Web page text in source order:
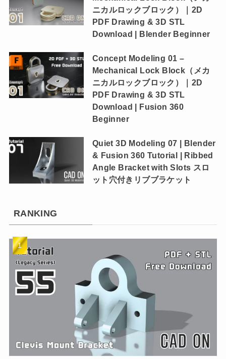
ニカルロックブロック）｜2D
PDF Drawing & 3D STL
Download | Blender Beginner
Concept Modeling 01 –
Mechanical Lock Block（メカ
ニカルロックブロック）｜2D
PDF Drawing & 3D STL
Download | Fusion 360
Beginner
Quiet 3D Modeling 07 | Blender
& Fusion 360 Tutorial | Ribbed
Angle Bracket with Slots スロ
ット穴付きリブブラケット
RANKING